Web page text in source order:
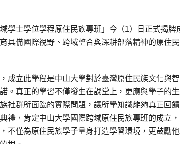
學士學位學程原住民族專班」今（1）日正式揭
具備國際視野、跨域整合與深耕部落精神的原住
成立此學程是中山大學對於臺灣原住民族文化與
。真正的學習不僅發生在課堂上，更應與學子的
社群所面臨的實際問題，讓所學知識能夠真正回
禮，肯定中山大學國際跨域原住民族專班的成立
不僅為原住民族學子量身打造學習環境，更鼓勵